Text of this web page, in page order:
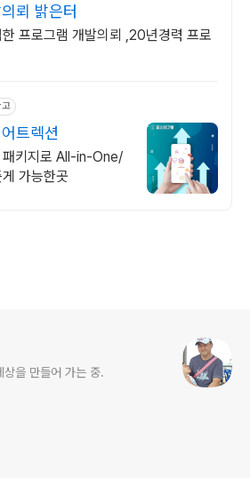
뢰 밝은터
프로그램 개발의뢰 ,20년경력 프로
고
트렉션
패키지로 All-in-One/
가능한곳
을 만들어 가는 중.